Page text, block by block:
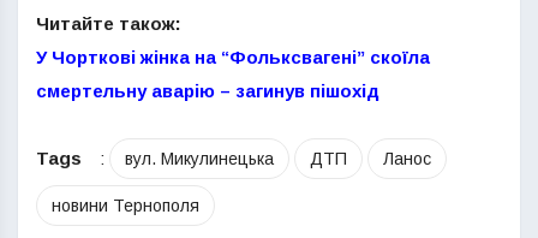
Читайте також:
У Чорткові жінка на “Фольксвагені” скоїла
смертельну аварію – загинув пішохід
Tags : вул. Микулинецька ДТП Ланос
новини Тернополя